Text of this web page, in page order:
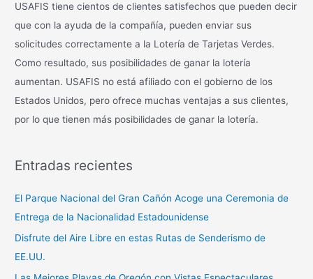
USAFIS tiene cientos de clientes satisfechos que pueden decir
que con la ayuda de la compañía, pueden enviar sus
solicitudes correctamente a la Lotería de Tarjetas Verdes.
Como resultado, sus posibilidades de ganar la lotería
aumentan. USAFIS no está afiliado con el gobierno de los
Estados Unidos, pero ofrece muchas ventajas a sus clientes,
por lo que tienen más posibilidades de ganar la lotería.
Entradas recientes
El Parque Nacional del Gran Cañón Acoge una Ceremonia de
Entrega de la Nacionalidad Estadounidense
Disfrute del Aire Libre en estas Rutas de Senderismo de
EE.UU.